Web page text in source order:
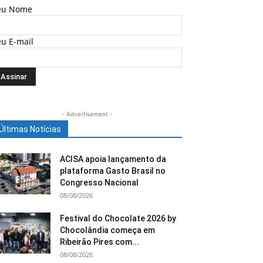
Nome
E-mail
- Advertisement -
Notícias
ACISA apoia lançamento da
plataforma Gasto Brasil no
Congresso Nacional
08/08/2026
Festival do Chocolate 2026 by
Chocolândia começa em
Ribeirão Pires com...
08/08/2026